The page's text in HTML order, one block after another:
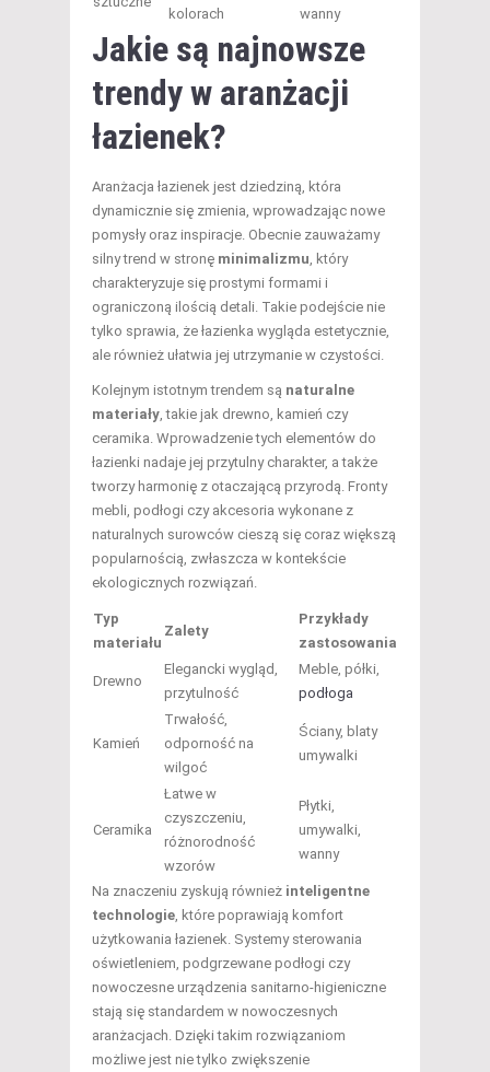
kolorach wanny
Jakie są najnowsze
trendy w aranżacji
łazienek?
Aranżacja łazienek jest dziedziną, która
dynamicznie się zmienia, wprowadzając nowe
pomysły oraz inspiracje. Obecnie zauważamy
silny trend w stronę minimalizmu, który
charakteryzuje się prostymi formami i
ograniczoną ilością detali. Takie podejście nie
tylko sprawia, że łazienka wygląda estetycznie,
ale również ułatwia jej utrzymanie w czystości.
Kolejnym istotnym trendem są naturalne
materiały, takie jak drewno, kamień czy
ceramika. Wprowadzenie tych elementów do
łazienki nadaje jej przytulny charakter, a także
tworzy harmonię z otaczającą przyrodą. Fronty
mebli, podłogi czy akcesoria wykonane z
naturalnych surowców cieszą się coraz większą
popularnością, zwłaszcza w kontekście
ekologicznych rozwiązań.
Typ
materiału
Zalety
Przykłady
zastosowania
Drewno
Elegancki wygląd,
przytulność
Meble, półki,
podłoga
Kamień
Trwałość,
odporność na
wilgoć
Ściany, blaty
umywalki
Ceramika
Łatwe w
czyszczeniu,
różnorodność
wzorów
Płytki,
umywalki,
wanny
Na znaczeniu zyskują również inteligentne
technologie, które poprawiają komfort
użytkowania łazienek. Systemy sterowania
oświetleniem, podgrzewane podłogi czy
nowoczesne urządzenia sanitarno-higieniczne
stają się standardem w nowoczesnych
aranżacjach. Dzięki takim rozwiązaniom
możliwe jest nie tylko zwiększenie